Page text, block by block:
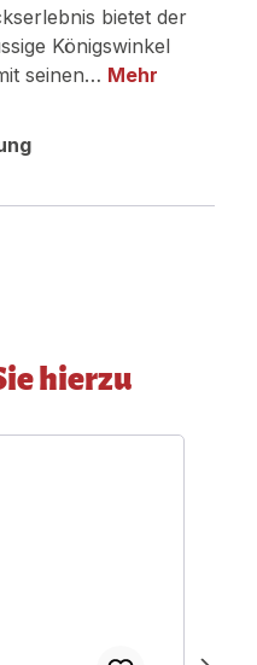
bietet der
Königswinkel
seinen… Mehr
hierzu